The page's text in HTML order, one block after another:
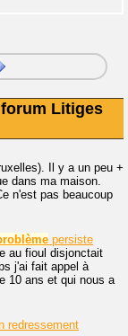
Litiges
Il y a un peu +
dans ma maison.
n'est pas beaucoup
persiste
au fioul disjonctait
j'ai fait appel à
10 ans et qui nous a
redressement